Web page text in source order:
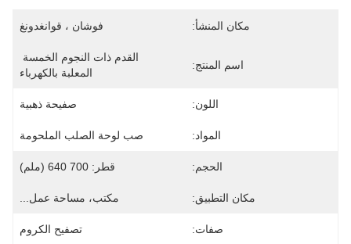
مكان المنشأ: فوشان ، قوانغدونغ
اسم المنتج:
المعلبة بالكهرباء
اللون: صفيحة ذهبية
المواد: صب لوحة الصلب الملحومة
الحجم: قطر: 700 640 (ملم)
مكان التطبيق: مكتب، مساحة عمل...
صفات: تصفيح الكروم